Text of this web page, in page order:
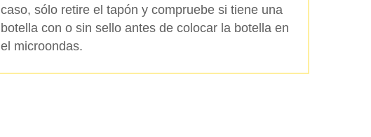
caso, sólo retire el tapón y compruebe si tiene una
botella con o sin sello antes de colocar la botella en
el microondas.